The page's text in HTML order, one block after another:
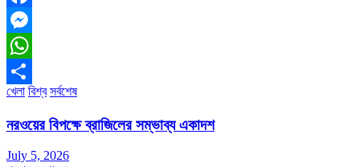
Facebook
Messenger
WhatsApp
Share
খেলা বিশ্ব সর্বশেষ
নরওয়ের বিপক্ষে ব্রাজিলের সম্ভাব্য একাদশ
July 5, 2026